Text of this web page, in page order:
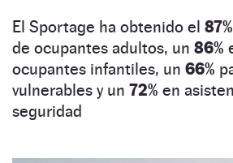
El Sportage ha obtenido el 87%
de ocupantes adultos, un 86%
ocupantes infantiles, un 66%
vulnerables y un 72% en
seguridad